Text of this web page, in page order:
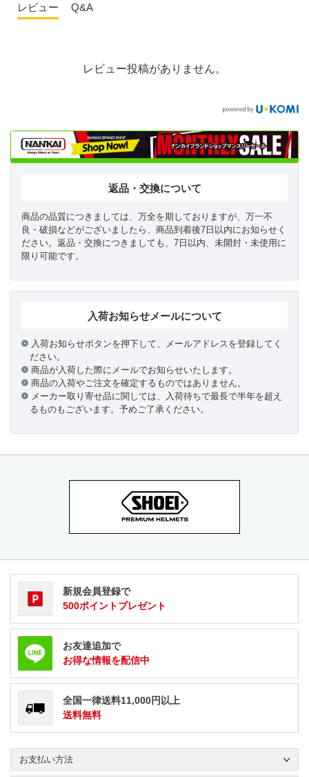
レビュー Q&A
レビュー投稿がありません。
返品・交換について
商品の品質につきましては、万全を期しておりますが、万一不
良・破損などがございましたら、商品到着後7日以内にお知らせく
ださい。返品・交換につきましても、7日以内、未開封・未使用に
限り可能です。
入荷お知らせメールについて
入荷お知らせボタンを押下して、メールアドレスを登録してく
ださい。
商品が入荷した際にメールでお知らせいたします。
商品の入荷やご注文を確定するものではありません。
メーカー取り寄せ品に関しては、入荷待ちで最長で半年を超え
るものもございます。予めご了承ください。
新規会員登録で
500ポイントプレゼント
お友達追加で
お得な情報を配信中
全国一律送料11,000円以上
送料無料
お支払い方法